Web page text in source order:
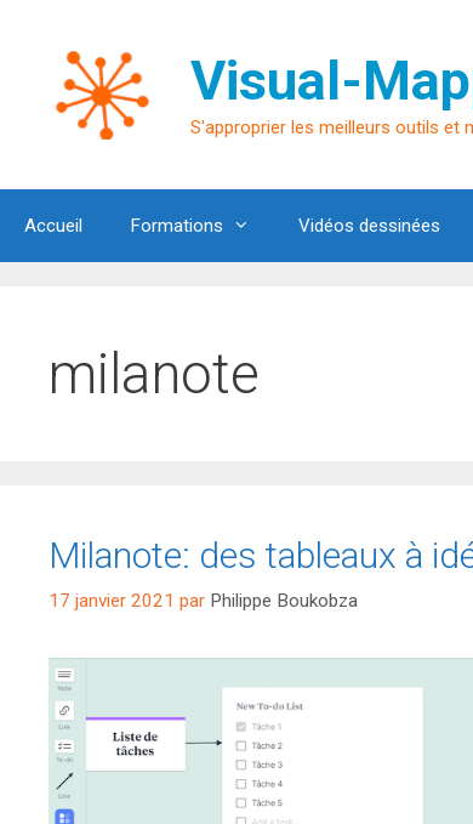
contenu
Visual-
S'approprier les meilleurs outils et
Accueil Formations Vidéos dessinées
milanote
Milanote: des tableaux à
17 janvier 2021 par Philippe Boukobza